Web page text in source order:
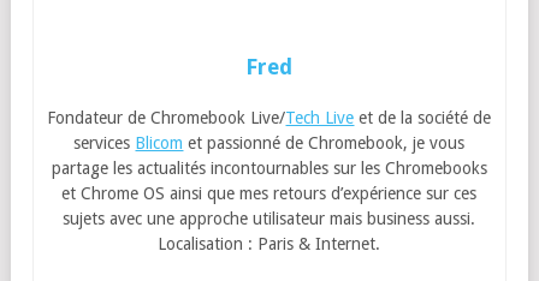
Fred
Fondateur de Chromebook Live/Tech Live et de la société de
services Blicom et passionné de Chromebook, je vous
partage les actualités incontournables sur les Chromebooks
et Chrome OS ainsi que mes retours d’expérience sur ces
sujets avec une approche utilisateur mais business aussi.
Localisation : Paris & Internet.